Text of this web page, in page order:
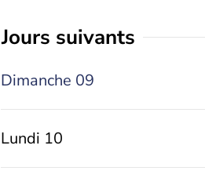
jours suivants
Dimanche 09
Lundi 10